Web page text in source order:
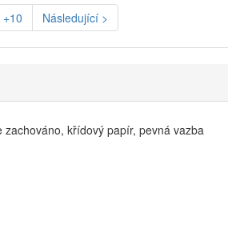
+10 Následující >
zachováno, křídový papír, pevná vazba